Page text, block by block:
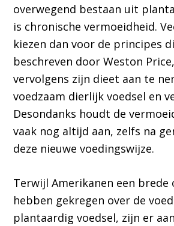
overwegend bestaan uit
is chronische vermoeidheid.
kiezen dan voor de principes
beschreven door Weston
vervolgens zijn dieet aan te
voedzaam dierlijk voedsel en
Desondanks houdt de
vaak nog altijd aan, zelfs na
deze nieuwe voedingswijze.
Terwijl Amerikanen een brede
hebben gekregen over de
plantaardig voedsel, zijn er